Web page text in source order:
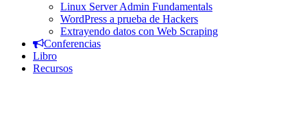
Linux Server Admin Fundamentals
WordPress a prueba de Hackers
Extrayendo datos con Web Scraping
Conferencias
Libro
Recursos